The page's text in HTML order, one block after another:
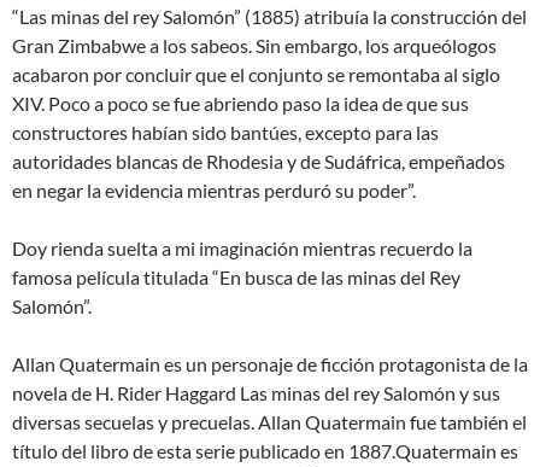
“Las minas del rey Salomón” (1885) atribuía la construcción del
Gran Zimbabwe a los sabeos. Sin embargo, los arqueólogos
acabaron por concluir que el conjunto se remontaba al siglo
XIV. Poco a poco se fue abriendo paso la idea de que sus
constructores habían sido bantúes, excepto para las
autoridades blancas de Rhodesia y de Sudáfrica, empeñados
en negar la evidencia mientras perduró su poder”.
Doy rienda suelta a mi imaginación mientras recuerdo la
famosa película titulada “En busca de las minas del Rey
Salomón”.
Allan Quatermain es un personaje de ficción protagonista de la
novela de H. Rider Haggard Las minas del rey Salomón y sus
diversas secuelas y precuelas. Allan Quatermain fue también el
título del libro de esta serie publicado en 1887.Quatermain es